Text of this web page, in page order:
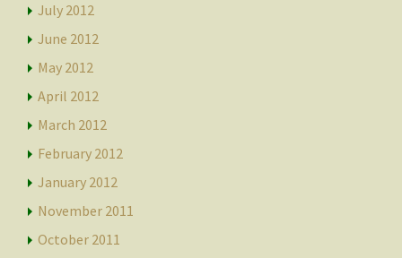
July 2012
June 2012
May 2012
April 2012
March 2012
February 2012
January 2012
November 2011
October 2011